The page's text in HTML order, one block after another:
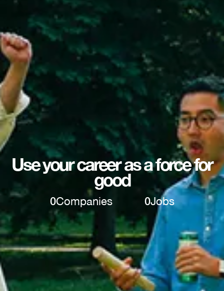
Use your career as a force for
good
0Companies 0Jobs